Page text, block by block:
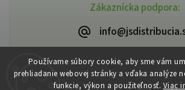
Používame súbory cookie, aby sme vám
prehliadanie webovej stránky a vďaka analýze
funkcie, výkon a použiteľnosť. Viac
Zákaznícka podpora: